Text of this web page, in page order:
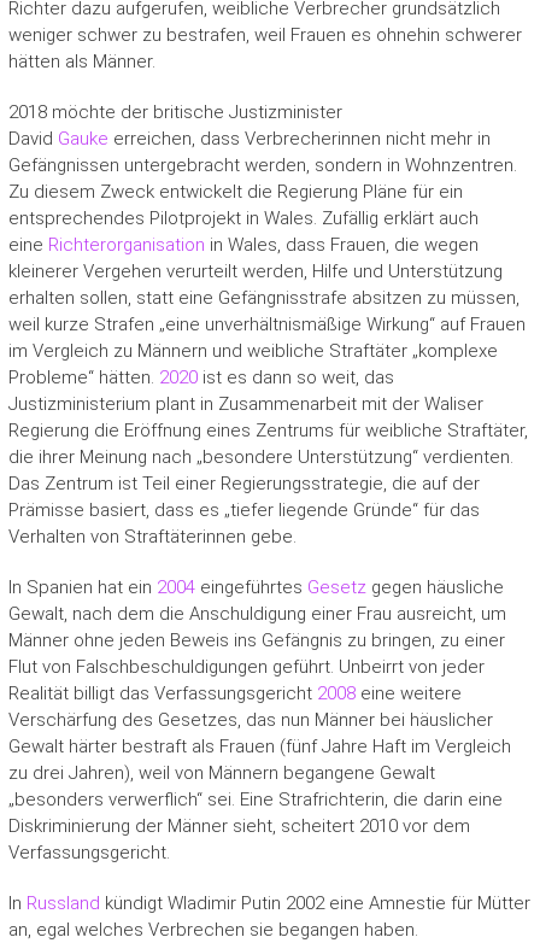
Richter dazu aufgerufen, weibliche Verbrecher grundsätzlich
weniger schwer zu bestrafen, weil Frauen es ohnehin schwerer
hätten als Männer.
2018 möchte der britische Justizminister
David Gauke erreichen, dass Verbrecherinnen nicht mehr in
Gefängnissen untergebracht werden, sondern in Wohnzentren.
Zu diesem Zweck entwickelt die Regierung Pläne für ein
entsprechendes Pilotprojekt in Wales. Zufällig erklärt auch
eine Richterorganisation in Wales, dass Frauen, die wegen
kleinerer Vergehen verurteilt werden, Hilfe und Unterstützung
erhalten sollen, statt eine Gefängnisstrafe absitzen zu müssen,
weil kurze Strafen „eine unverhältnismäßige Wirkung“ auf Frauen
im Vergleich zu Männern und weibliche Straftäter „komplexe
Probleme“ hätten. 2020ist es dann so weit, das
Justizministerium plant in Zusammenarbeit mit der Waliser
Regierung die Eröffnung eines Zentrums für weibliche Straftäter,
die ihrer Meinung nach „besondere Unterstützung“ verdienten.
Das Zentrum ist Teil einer Regierungsstrategie, die auf der
Prämisse basiert, dass es „tiefer liegende Gründe“ für das
Verhalten von Straftäterinnen gebe.
In Spanien hat ein 2004eingeführtes Gesetzgegen häusliche
Gewalt, nach dem die Anschuldigung einer Frau ausreicht, um
Männer ohne jeden Beweis ins Gefängnis zu bringen, zu einer
Flut von Falschbeschuldigungen geführt. Unbeirrt von jeder
Realität billigt das Verfassungsgericht 2008eine weitere
Verschärfung des Gesetzes, das nun Männer bei häuslicher
Gewalt härter bestraft als Frauen (fünf Jahre Haft im Vergleich
zu drei Jahren), weil von Männern begangene Gewalt
„besonders verwerflich“ sei. Eine Strafrichterin, die darin eine
Diskriminierung der Männer sieht, scheitert 2010 vor dem
Verfassungsgericht.
In Russland kündigt Wladimir Putin 2002 eine Amnestie für Mütter
an, egal welches Verbrechen sie begangen haben.